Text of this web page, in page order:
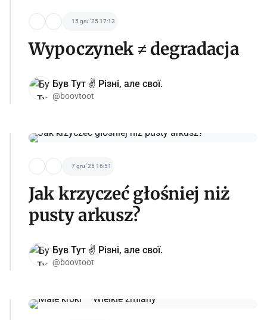
15 gru '25 17:13
Wypoczynek ≠ degradacja
Був Тут ✌️ Різні, але свої.
@boovtoot
7 gru '25 16:51
Jak krzyczeć głośniej niż
pusty arkusz?
Був Тут ✌️ Різні, але свої.
@boovtoot